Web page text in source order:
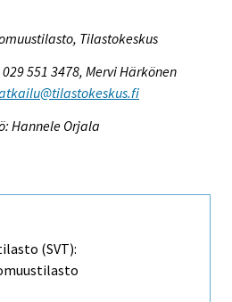
Tilastokeskus
551 3478, Mervi Härkönen
Hannele Orjala
(SVT):